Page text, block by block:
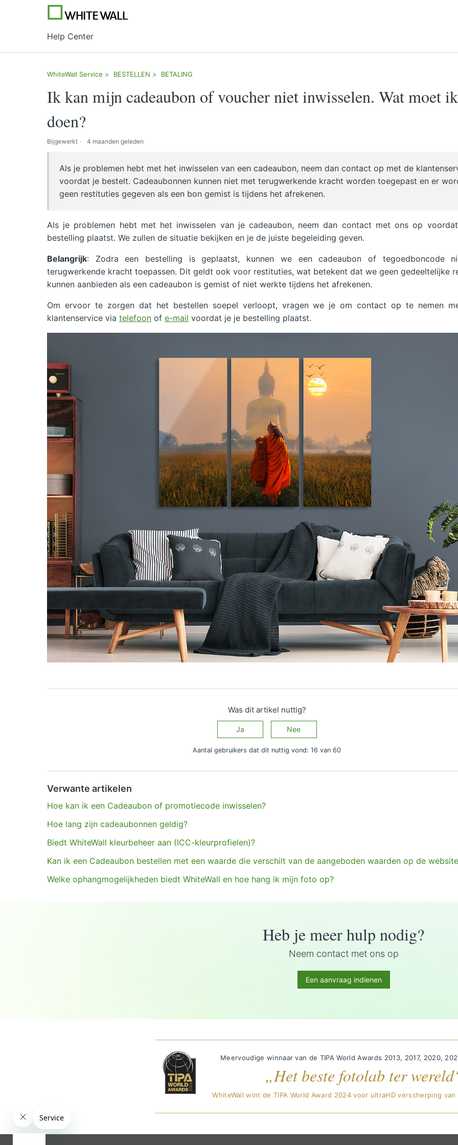
Help Center
WhiteWall Service BESTELLEN BETALING
Ik kan mijn cadeaubon of voucher niet inwisselen. Wat moet ik
doen?
Bijgewerkt 4 maanden geleden
Als je problemen hebt met het inwisselen van een cadeaubon, neem dan contact op met de
voordat je bestelt. Cadeaubonnen kunnen niet met terugwerkende kracht worden toegepast en er
geen restituties gegeven als een bon gemist is tijdens het afrekenen.
Als je problemen hebt met het inwisselen van je cadeaubon, neem dan contact met ons op
bestelling plaatst. We zullen de situatie bekijken en je de juiste begeleiding geven.
Belangrijk: Zodra een bestelling is geplaatst, kunnen we een cadeaubon of tegoedboncode
terugwerkende kracht toepassen. Dit geldt ook voor restituties, wat betekent dat we geen gedeeltelijke
kunnen aanbieden als een cadeaubon is gemist of niet werkte tijdens het afrekenen.
Om ervoor te zorgen dat het bestellen soepel verloopt, vragen we je om contact op te nemen
klantenservice via telefoon of e-mail voordat je je bestelling plaatst.
Was dit artikel nuttig?
Ja Nee
Aantal gebruikers dat dit nuttig vond: 16 van 60
Verwante artikelen
Hoe kan ik een Cadeaubon of promotiecode inwisselen?
Hoe lang zijn cadeaubonnen geldig?
Biedt WhiteWall kleurbeheer aan (ICC-kleurprofielen)?
Kan ik een Cadeaubon bestellen met een waarde die verschilt van de aangeboden waarden op de
Welke ophangmogelijkheden biedt WhiteWall en hoe hang ik mijn foto op?
Heb je meer hulp nodig?
Neem contact met ons op
Een aanvraag indienen
Meervoudige winnaar van de TIPA World Awards 2013, 2017, 2020,
„Het beste fotolab ter
WhiteWall wint de TIPA World Award 2024 voor ultraHD verscherping